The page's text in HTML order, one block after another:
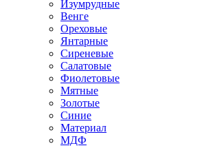
Изумрудные
Венге
Ореховые
Янтарные
Сиреневые
Салатовые
Фиолетовые
Мятные
Золотые
Синие
Материал
МДФ